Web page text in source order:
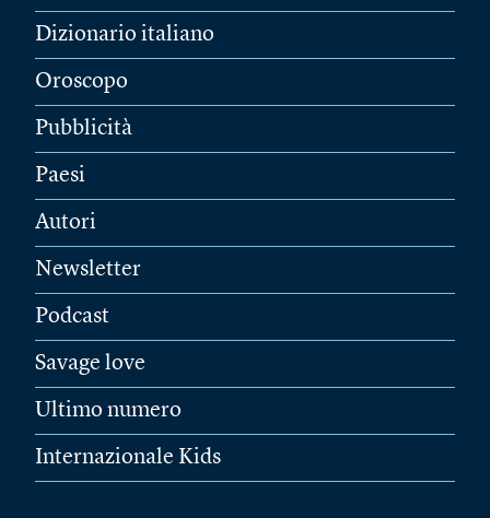
Dizionario italiano
Oroscopo
Pubblicità
Paesi
Autori
Newsletter
Podcast
Savage love
Ultimo numero
Internazionale Kids